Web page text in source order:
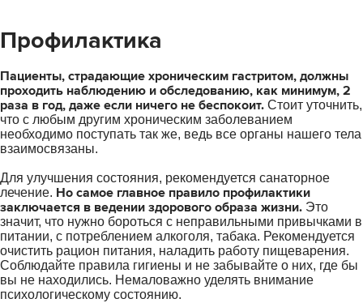
Профилактика
Пациенты, страдающие хроническим гастритом, должны
проходить наблюдению и обследованию, как минимум, 2
раза в год, даже если ничего не беспокоит. Стоит уточнить,
что с любым другим хроническим заболеванием
необходимо поступать так же, ведь все органы нашего тела
взаимосвязаны.
Для улучшения состояния, рекомендуется санаторное
лечение. Но самое главное правило профилактики
заключается в ведении здорового образа жизни. Это
значит, что нужно бороться с неправильными привычками в
питании, с потреблением алкоголя, табака. Рекомендуется
очистить рацион питания, наладить работу пищеварения.
Соблюдайте правила гигиены и не забывайте о них, где бы
вы не находились. Немаловажно уделять внимание
психологическому состоянию.